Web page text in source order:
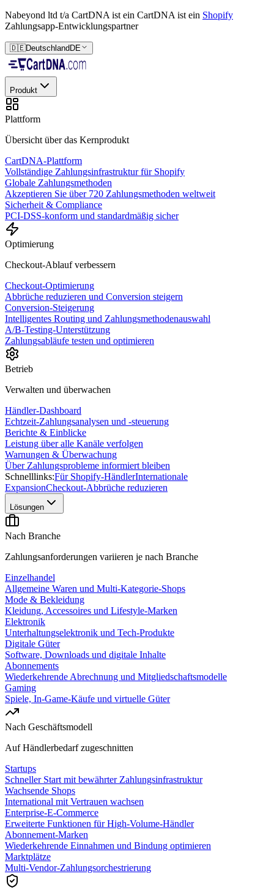
Nabeyond ltd t/a CartDNA ist ein CartDNA ist ein Shopify
Zahlungsapp-Entwicklungspartner
🇩🇪Deutschland DE
Produkt
Plattform
Übersicht über das Kernprodukt
CartDNA-Plattform
Vollständige Zahlungsinfrastruktur für Shopify
Globale Zahlungsmethoden
Akzeptieren Sie über 720 Zahlungsmethoden weltweit
Sicherheit & Compliance
PCI-DSS-konform und standardmäßig sicher
Optimierung
Checkout-Ablauf verbessern
Checkout-Optimierung
Abbrüche reduzieren und Conversion steigern
Conversion-Steigerung
Intelligentes Routing und Zahlungsmethodenauswahl
A/B-Testing-Unterstützung
Zahlungsabläufe testen und optimieren
Betrieb
Verwalten und überwachen
Händler-Dashboard
Echtzeit-Zahlungsanalysen und -steuerung
Berichte & Einblicke
Leistung über alle Kanäle verfolgen
Warnungen & Überwachung
Über Zahlungsprobleme informiert bleiben
Schnelllinks:Für Shopify-HändlerInternationale
ExpansionCheckout-Abbrüche reduzieren
Lösungen
Nach Branche
Zahlungsanforderungen variieren je nach Branche
Einzelhandel
Allgemeine Waren und Multi-Kategorie-Shops
Mode & Bekleidung
Kleidung, Accessoires und Lifestyle-Marken
Elektronik
Unterhaltungselektronik und Tech-Produkte
Digitale Güter
Software, Downloads und digitale Inhalte
Abonnements
Wiederkehrende Abrechnung und Mitgliedschaftsmodelle
Gaming
Spiele, In-Game-Käufe und virtuelle Güter
Nach Geschäftsmodell
Auf Händlerbedarf zugeschnitten
Startups
Schneller Start mit bewährter Zahlungsinfrastruktur
Wachsende Shops
International mit Vertrauen wachsen
Enterprise-E-Commerce
Erweiterte Funktionen für High-Volume-Händler
Abonnement-Marken
Wiederkehrende Einnahmen und Bindung optimieren
Marktplätze
Multi-Vendor-Zahlungsorchestrierung